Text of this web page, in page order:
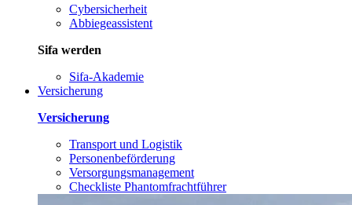
Cybersicherheit
Abbiegeassistent
Sifa werden
Sifa-Akademie
Versicherung
Versicherung
Transport und Logistik
Personenbeförderung
Versorgungsmanagement
Checkliste Phantomfrachtführer